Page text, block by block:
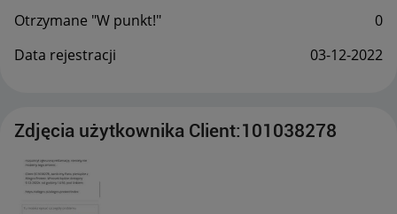
Otrzymane "W punkt!"
0
Data rejestracji
‎03-12-2022
Zdjęcia użytkownika Client:101038278